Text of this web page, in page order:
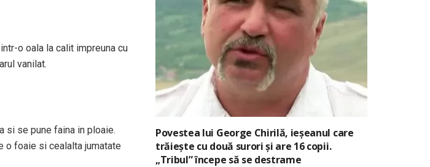
o oala la calit impreuna cu
vanilat.
si se pune faina in ploaie.
o foaie si cealalta jumatate
Povestea lui George Chirilă, ieșeanul care
trăiește cu două surori și are 16 copii.
„Tribul” începe să se destrame